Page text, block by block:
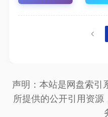
声明：本站是网盘索引
所提供的公开引用资